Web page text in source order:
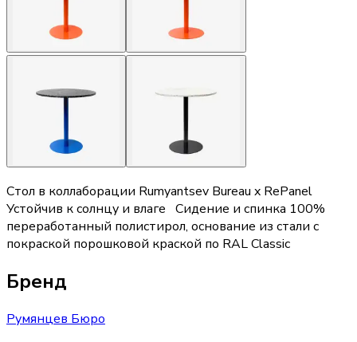
Стол в коллаборации Rumyantsev Bureau x RePanel
Устойчив к солнцу и влаге Сидение и спинка 100%
переработанный полистирол, основание из стали с
покраской порошковой краской по RAL Classic
Бренд
Румянцев Бюро